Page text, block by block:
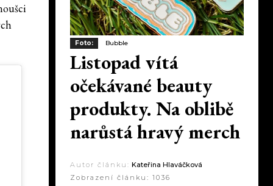
Foto: Bubble
Listopad vítá
očekávané beauty
produkty. Na oblibě
narůstá hravý merch
Autor článku: Kateřina Hlaváčková
Zobrazení článku: 1036